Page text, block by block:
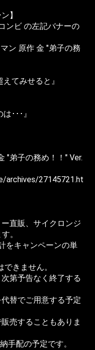
】
ンビ の左記バナーの
ン 原作 金 "弟子の務
てみせると』
･･･』
"弟子の務め！！" Ver.
archives/27145721.ht
直販、サイクロンジ
。
をキャンペーンの単
できません。
第予告なく終了する
替でご用意する予定
売することもありま
手配の予定です。